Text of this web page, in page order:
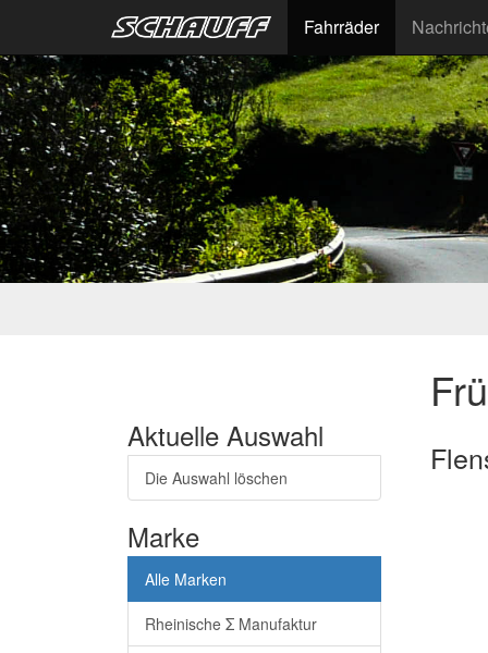
Fahrräder
Aktuelle Auswahl
Die Auswahl löschen
Marke
Alle Marken
Rheinische Σ Manufaktur